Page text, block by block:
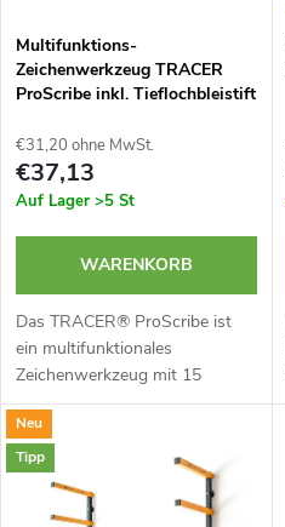
s
o
r
t
i
e
r
u
d
e
r
P
o
d
u
Multifunktions-
Zeichenwerkzeug TRACER
ProScribe inkl. Tieflochbleistift
€31,20 ohne MwSt.
€37,13
Auf Lager >5 St
WARENKORB
Das TRACER® ProScribe ist
ein multifunktionales
Zeichenwerkzeug mit 15
Zeichenanwendungen, z.B. als
Zirkel oder zur Zeichnung
paralleler Linien und Konturen.
Für die meisten...
Neu
Tipp